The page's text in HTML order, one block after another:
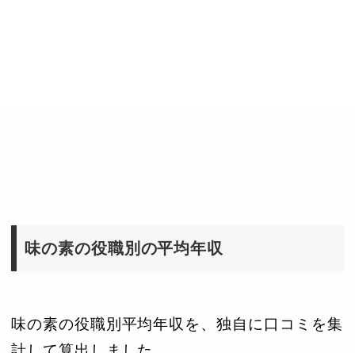
味の素の役職別の平均年収
味の素の役職別平均年収を、独自に口コミを集